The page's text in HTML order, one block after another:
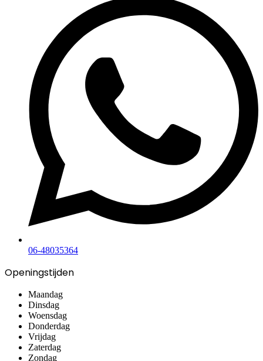
06-48035364
Openingstijden
Maandag
Dinsdag
Woensdag
Donderdag
Vrijdag
Zaterdag
Zondag